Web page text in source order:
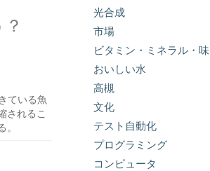
ている魚
されるこ
光合成
市場
ビタミン・ミネラル・味
おいしい水
高槻
文化
テスト自動化
プログラミング
コンピュータ